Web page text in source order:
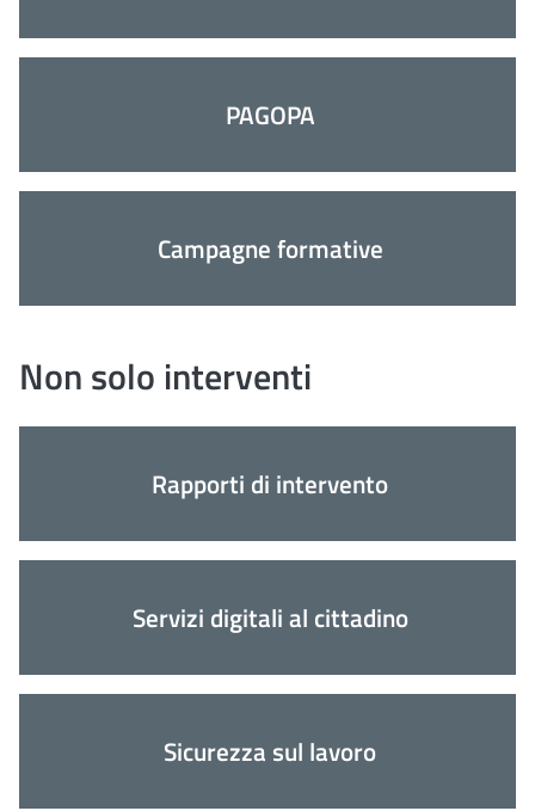
PAGOPA
Campagne formative
Non solo interventi
Rapporti di intervento
Servizi digitali al cittadino
Sicurezza sul lavoro